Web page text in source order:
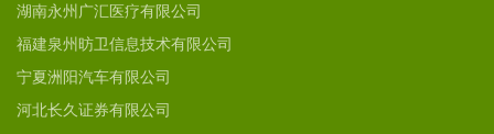
湖南永州广汇医疗有限公司
福建泉州昉卫信息技术有限公司
宁夏洲阳汽车有限公司
河北长久证券有限公司